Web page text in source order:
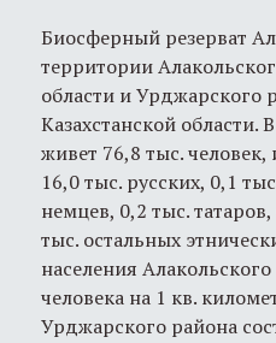
Биосферный резерват
территории
области и Урджарского
Казахстанской области.
живет 76,8 тыс. человек,
16,0 тыс. русских, 0,1
немцев, 0,2 тыс.
тыс. остальных
населения
человека на 1 кв.
Урджарского района